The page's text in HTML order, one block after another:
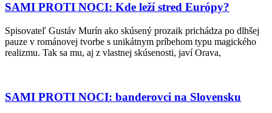
SAMI PROTI NOCI: Kde leží stred Európy?
Spisovateľ Gustáv Murín ako skúsený prozaik prichádza po dlhšej
pauze v románovej tvorbe s unikátnym príbehom typu magického
realizmu. Tak sa mu, aj z vlastnej skúsenosti, javí Orava,
SAMI PROTI NOCI: banderovci na Slovensku